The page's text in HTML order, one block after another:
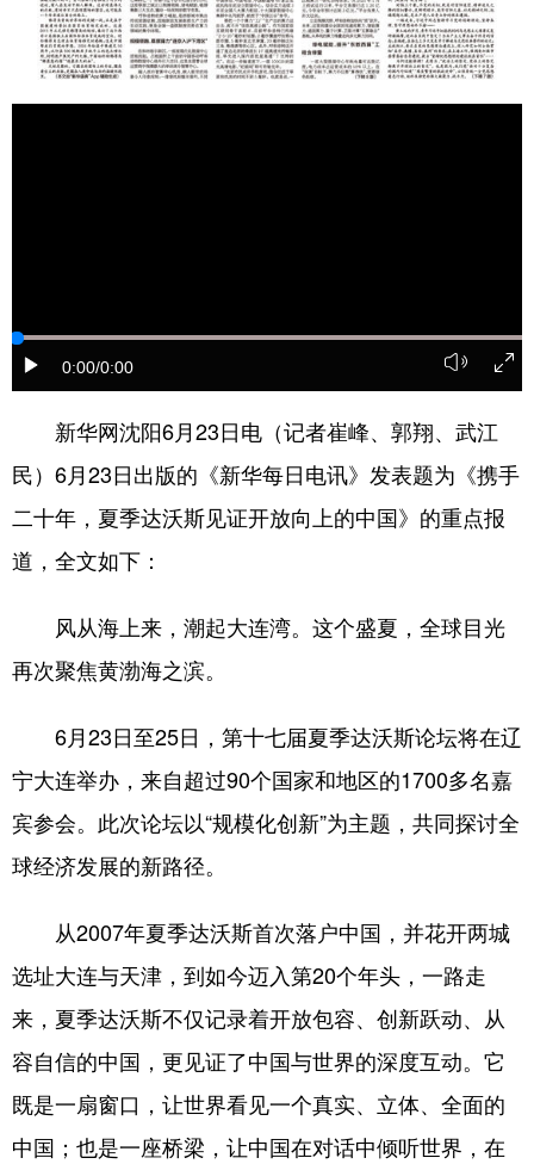
0:00/0:00
新华网沈阳6月23日电（记者崔峰、郭翔、武江
民）6月23日出版的《新华每日电讯》发表题为《携手
二十年，夏季达沃斯见证开放向上的中国》的重点报
道，全文如下：
风从海上来，潮起大连湾。这个盛夏，全球目光
再次聚焦黄渤海之滨。
6月23日至25日，第十七届夏季达沃斯论坛将在辽
宁大连举办，来自超过90个国家和地区的1700多名嘉
宾参会。此次论坛以“规模化创新”为主题，共同探讨全
球经济发展的新路径。
从2007年夏季达沃斯首次落户中国，并花开两城
选址大连与天津，到如今迈入第20个年头，一路走
来，夏季达沃斯不仅记录着开放包容、创新跃动、从
容自信的中国，更见证了中国与世界的深度互动。它
既是一扇窗口，让世界看见一个真实、立体、全面的
中国；也是一座桥梁，让中国在对话中倾听世界，在